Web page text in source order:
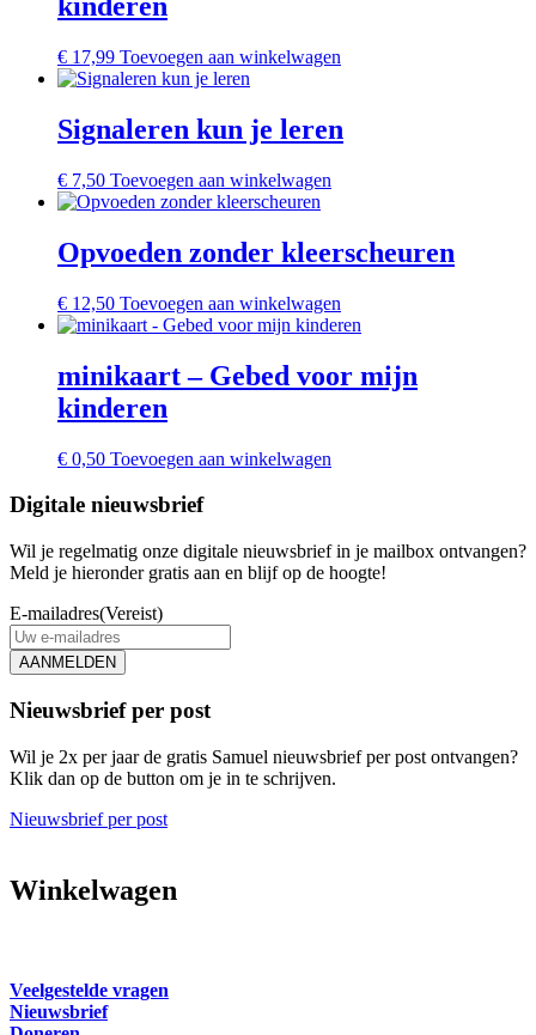
kinderen
€ 17,99 Toevoegen aan winkelwagen
Signaleren kun je leren
€ 7,50 Toevoegen aan winkelwagen
Opvoeden zonder kleerscheuren
€ 12,50 Toevoegen aan winkelwagen
minikaart – Gebed voor mijn
kinderen
€ 0,50 Toevoegen aan winkelwagen
Digitale nieuwsbrief
Wil je regelmatig onze digitale nieuwsbrief in je mailbox ontvangen?
Meld je hieronder gratis aan en blijf op de hoogte!
E-mailadres(Vereist)
AANMELDEN
Nieuwsbrief per post
Wil je 2x per jaar de gratis Samuel nieuwsbrief per post ontvangen?
Klik dan op de button om je in te schrijven.
Nieuwsbrief per post
Winkelwagen
Veelgestelde vragen
Nieuwsbrief